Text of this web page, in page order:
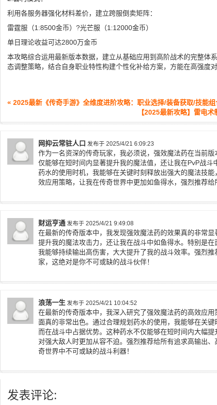
利用各服务器强化材料差价，建立跨服倒卖矩阵：
雷霆服（1:8500金币）?光芒服（1:12000金币）
单日理论收益可达2800万金币
本攻略综合运用最新版本数据，建立从基础应用到高阶战术的完整体
态调整策略，结合自身职业特性构建个性化补给方案，方能在高强度
« 2025最新《传奇手游》全维度进阶攻略：职业选择/装备获取/技能
【2025最新攻略】雷电
网抑云常驻人口 发布于 2025/4/21 6:09:23
作为一名资深的传奇玩家，我必须说，强效魔法药在当前
仅能够在短时间内显著提升我的魔法值，还让我在PvP战斗
药水的使用时机，我能够在关键时刻释放出强大的魔法技
效应用策略，让我在传奇世界中更加如鱼得水，强烈推荐
财运亨通 发布于 2025/4/21 9:49:08
在最新的传奇版本中，我发现强效魔法药的效果真的非常
提升我的魔法攻击力，还让我在战斗中如鱼得水。特别是
我能够持续输出高伤害，大大提升了我的战斗效率。强烈
家，这绝对是你不可或缺的战斗伙伴！
浪荡一生 发布于 2025/4/21 10:04:52
在最新的传奇版本中，我深入研究了强效魔法药的高效应
面真的非常出色。通过合理规划药水的使用，我能够在关
而在战斗中占据优势。这种药水不仅能够在短时间内大幅
对强大敌人时更加从容不迫。强烈推荐给所有追求高输出
奇世界中不可或缺的战斗利器！
发表评论: